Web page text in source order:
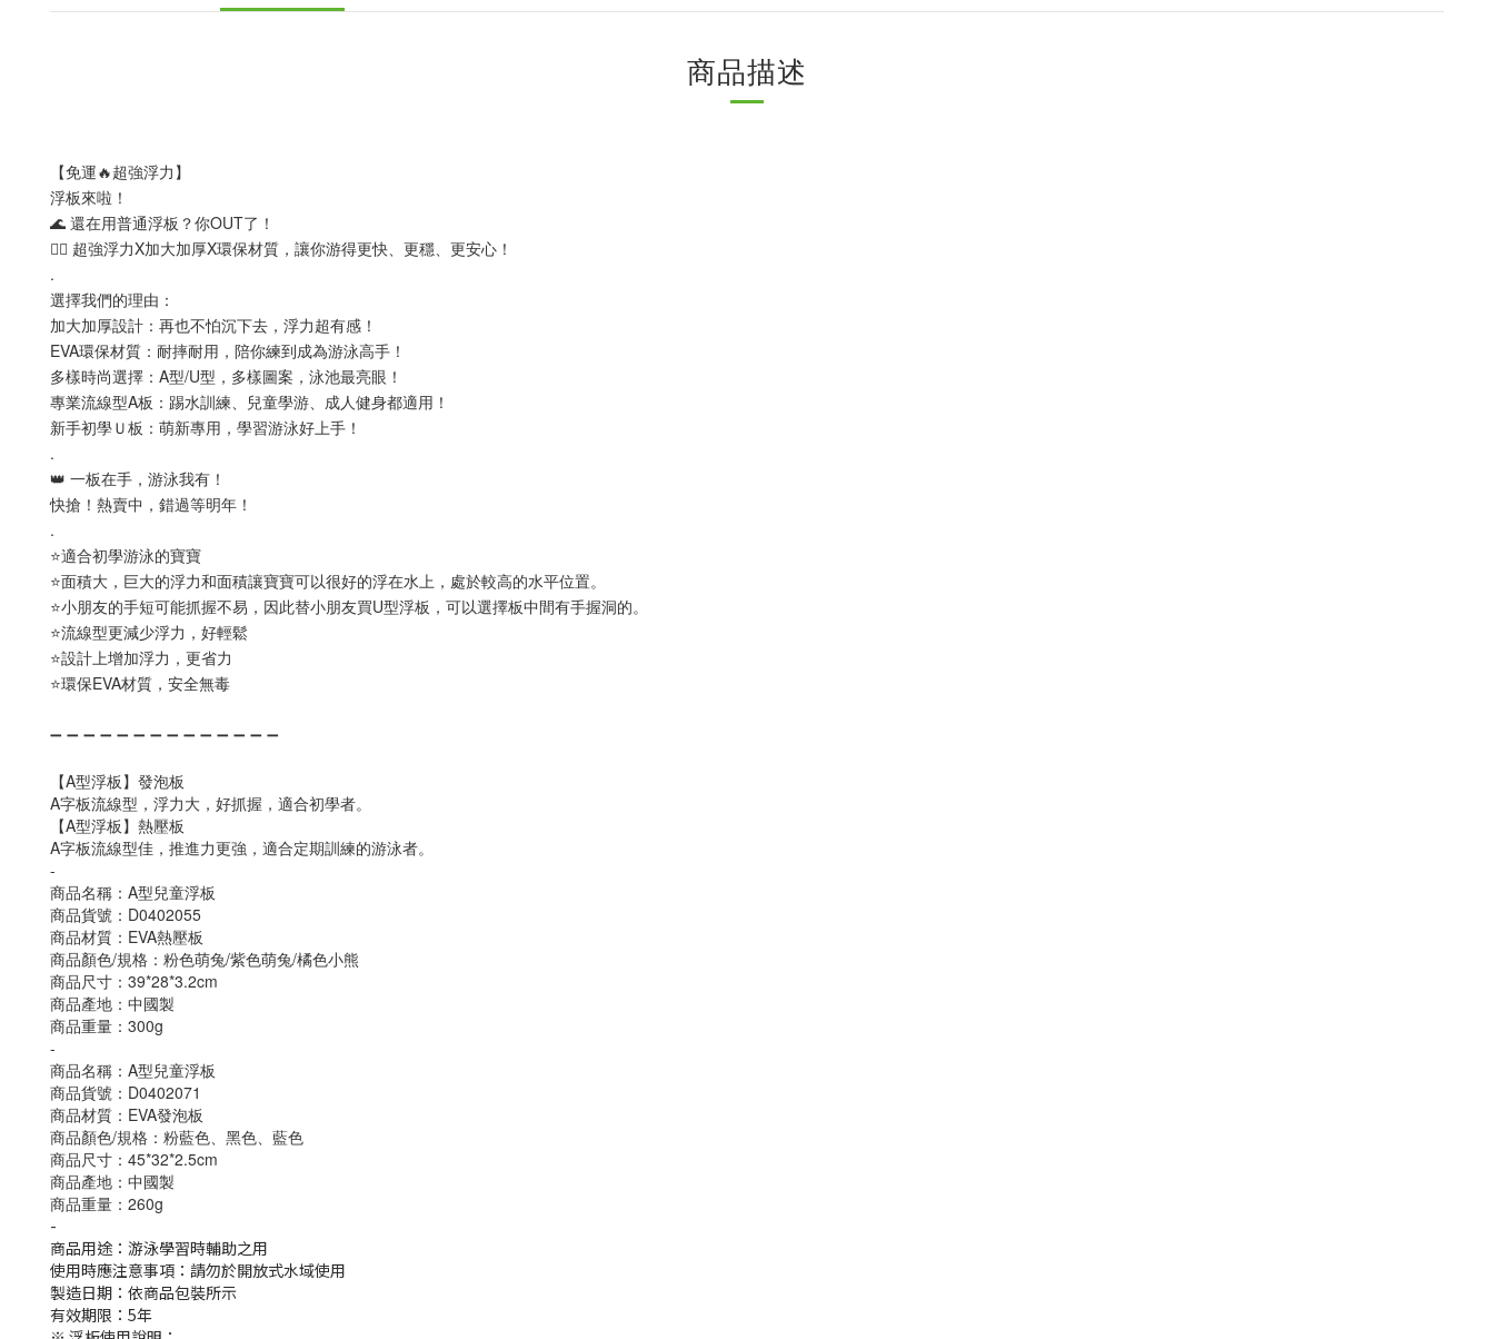
商品描述
【免運🔥超強浮力】
浮板來啦！
🌊 還在用普通浮板？你OUT了！
🏊‍♂️ 超強浮力X加大加厚X環保材質，讓你游得更快、更穩、更安心！
.
選擇我們的理由：
加大加厚設計：再也不怕沉下去，浮力超有感！
EVA環保材質：耐摔耐用，陪你練到成為游泳高手！
多樣時尚選擇：A型/U型，多樣圖案，泳池最亮眼！
專業流線型A板：踢水訓練、兒童學游、成人健身都適用！
新手初學Ｕ板：萌新專用，學習游泳好上手！
.
👑 一板在手，游泳我有！
快搶！熱賣中，錯過等明年！
.
⭐適合初學游泳的寶寶
⭐面積大，巨大的浮力和面積讓寶寶可以很好的浮在水上，處於較高的水平位置。
⭐小朋友的手短可能抓握不易，因此替小朋友買U型浮板，可以選擇板中間有手握洞的。
⭐流線型更減少浮力，好輕鬆
⭐設計上增加浮力，更省力
⭐環保EVA材質，安全無毒
➖ ➖ ➖ ➖ ➖ ➖ ➖ ➖ ➖ ➖ ➖ ➖ ➖ ➖
【A型浮板】發泡板
A字板流線型，浮力大，好抓握，適合初學者。
【A型浮板】熱壓板
A字板流線型佳，推進力更強，適合定期訓練的游泳者。
-
商品名稱：A型兒童浮板
商品貨號：D0402055
商品材質：EVA熱壓板
商品顏色/規格：粉色萌兔/紫色萌兔/橘色小熊
商品尺寸：39*28*3.2cm
商品產地：中國製
商品重量：300g
-
商品名稱：A型兒童浮板
商品貨號：D0402071
商品材質：EVA發泡板
商品顏色/規格：粉藍色、黑色、藍色
商品尺寸：45*32*2.5cm
商品產地：中國製
商品重量：260g
-
商品用途：游泳學習時輔助之用
使用時應注意事項：請勿於開放式水域使用
製造日期：依商品包裝所示
有效期限：5年